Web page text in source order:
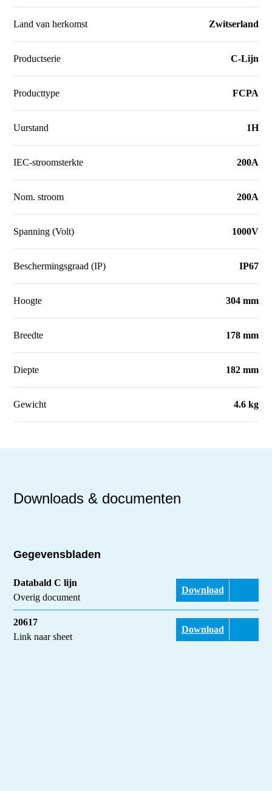
Land van herkomst Zwitserland
Productserie C-Lijn
Producttype FCPA
Uurstand 1H
IEC-stroomsterkte 200A
Nom. stroom 200A
Spanning (Volt) 1000V
Beschermingsgraad (IP) IP67
Hoogte 304 mm
Breedte 178 mm
Diepte 182 mm
Gewicht 4.6 kg
Downloads & documenten
Gegevensbladen
Databald C lijn
Overig document
Download
20617
Link naar sheet
Download